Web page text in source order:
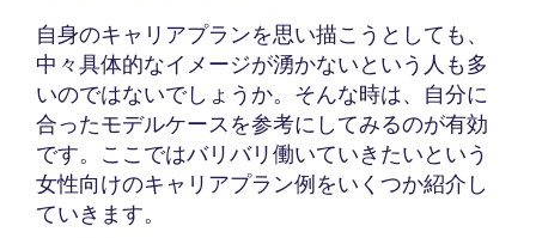
自身のキャリアプランを思い描こうとしても、
中々具体的なイメージが湧かないという人も多
いのではないでしょうか。そんな時は、自分に
合ったモデルケースを参考にしてみるのが有効
です。ここではバリバリ働いていきたいという
女性向けのキャリアプラン例をいくつか紹介し
ていきます。